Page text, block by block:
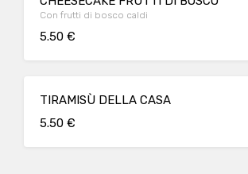
Con frutti di bosco caldi
5.50 €
TIRAMISÙ DELLA CASA
5.50 €